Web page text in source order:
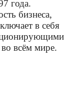
года.
бизнеса,
в себя
всём мире.